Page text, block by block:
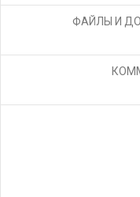
ФАЙЛЫ И